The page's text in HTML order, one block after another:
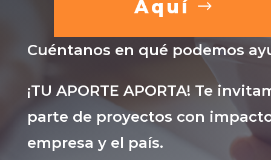
Aquí
Cuéntanos en qué podemos
¡TU APORTE APORTA! Te
parte de proyectos con
empresa y el país.